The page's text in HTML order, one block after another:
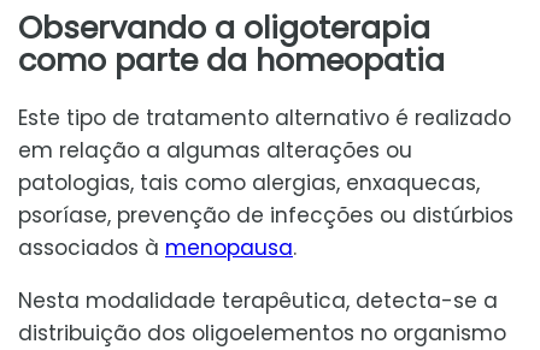
Observando a oligoterapia
como parte da homeopatia
Este tipo de tratamento alternativo é realizado
em relação a algumas alterações ou
patologias, tais como alergias, enxaquecas,
psoríase, prevenção de infecções ou distúrbios
associados à menopausa.
Nesta modalidade terapêutica, detecta-se a
distribuição dos oligoelementos no organismo